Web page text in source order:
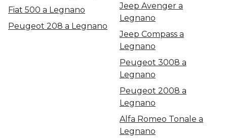
Fiat 500 a Legnano
Peugeot 208 a Legnano
Jeep Avenger a
Legnano
Jeep Compass a
Legnano
Peugeot 3008 a
Legnano
Peugeot 2008 a
Legnano
Alfa Romeo Tonale a
Legnano